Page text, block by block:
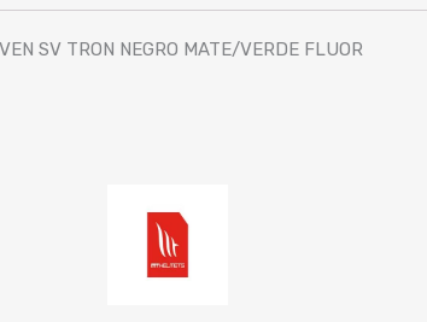
SV TRON NEGRO MATE/VERDE FLUOR